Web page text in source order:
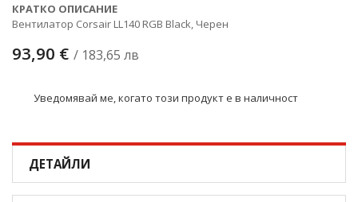
КРАТКО ОПИСАНИЕ
Вентилатор Corsair LL140 RGB Black, Черен
93,90 € / 183,65 лв
Уведомявай ме, когато този продукт е в наличност
ДЕТАЙЛИ